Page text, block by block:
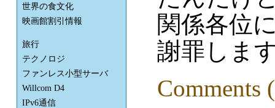
関係各位
謝罪しま
Comments
世界の食文化
映画館割引情報
旅行
テクノロジ
ファンレス小型サーバ
Willcom D4
IPv6通信